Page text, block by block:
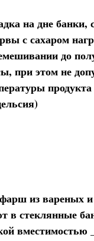
на дне банки,
с сахаром
до
при этом не
продукта
из вареных
в стеклянные
вместимостью